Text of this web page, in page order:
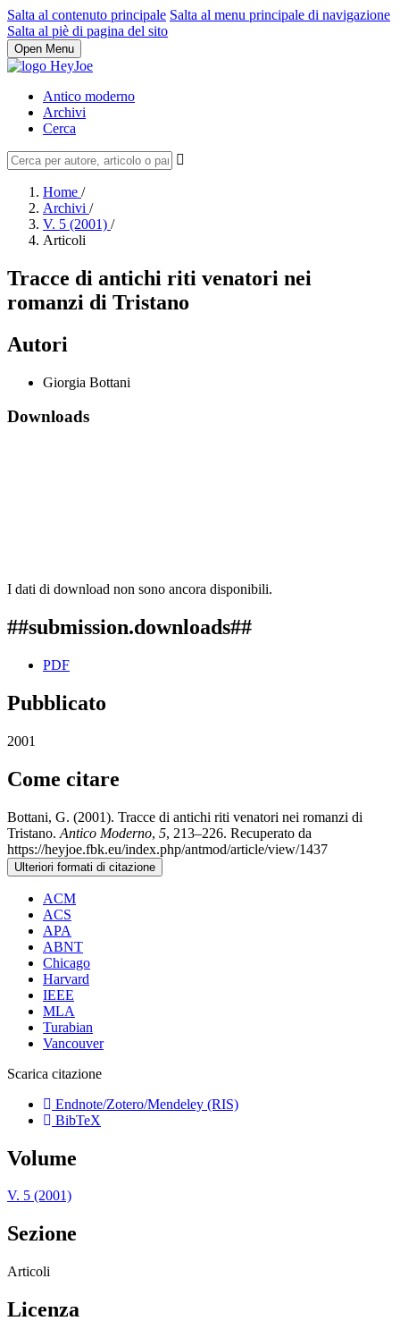
Salta al contenuto principale Salta al menu principale di navigazione
Salta al piè di pagina del sito
Open Menu
Antico moderno
Archivi
Cerca
Home /
Archivi /
V. 5 (2001) /
Articoli
Tracce di antichi riti venatori nei
romanzi di Tristano
Autori
Giorgia Bottani
Downloads
I dati di download non sono ancora disponibili.
##submission.downloads##
PDF
Pubblicato
2001
Come citare
Bottani, G. (2001). Tracce di antichi riti venatori nei romanzi di
Tristano. Antico Moderno, 5, 213–226. Recuperato da
https://heyjoe.fbk.eu/index.php/antmod/article/view/1437
Ulteriori formati di citazione
ACM
ACS
APA
ABNT
Chicago
Harvard
IEEE
MLA
Turabian
Vancouver
Scarica citazione
Endnote/Zotero/Mendeley (RIS)
BibTeX
Volume
V. 5 (2001)
Sezione
Articoli
Licenza